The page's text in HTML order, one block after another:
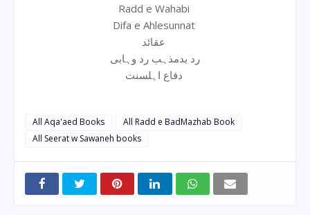
Radd e Wahabi
Difa e Ahlesunnat
رد بدمذہب رد وہابی
All Aqa'aed Books
All Radd e BadMazhab Book
All Seerat w Sawaneh books